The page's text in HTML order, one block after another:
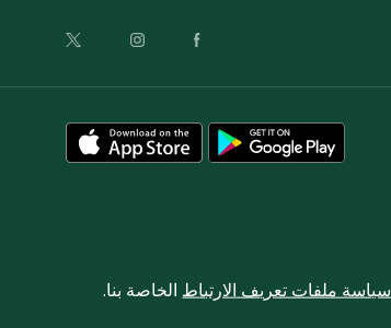
سياسة ملفات تعريف الارتباط الخاصة بنا.